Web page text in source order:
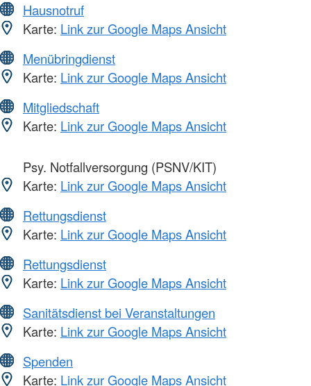
Hausnotruf
Karte: Link zur Google Maps Ansicht
Menübringdienst
Karte: Link zur Google Maps Ansicht
Mitgliedschaft
Karte: Link zur Google Maps Ansicht
Psy. Notfallversorgung (PSNV/KIT)
Karte: Link zur Google Maps Ansicht
Rettungsdienst
Karte: Link zur Google Maps Ansicht
Rettungsdienst
Karte: Link zur Google Maps Ansicht
Sanitätsdienst bei Veranstaltungen
Karte: Link zur Google Maps Ansicht
Spenden
Karte: Link zur Google Maps Ansicht